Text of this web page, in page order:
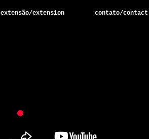
extensão/extension contato/contact